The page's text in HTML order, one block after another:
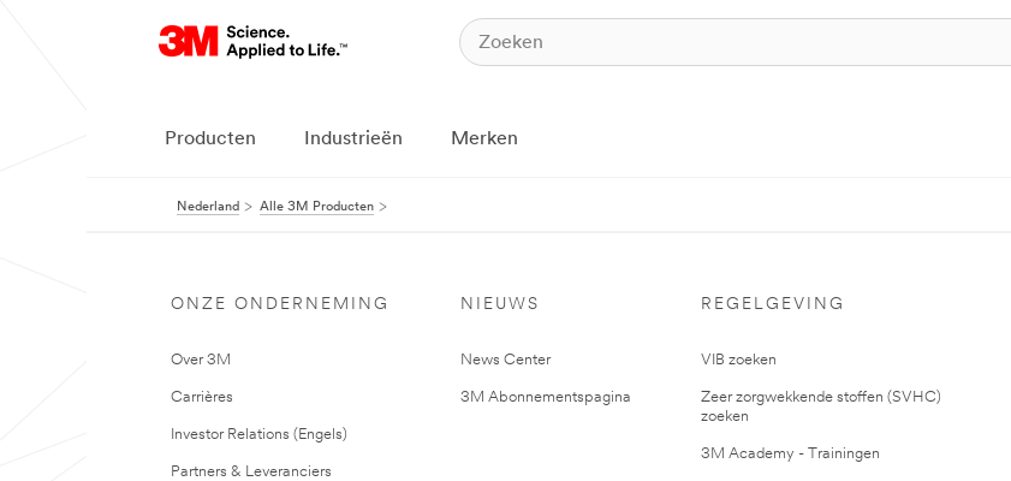
Producten Industrieën Merken
Nederland Alle 3M Producten
ONZE ONDERNEMING
Over 3M
Carrières
Investor Relations (Engels)
Partners & Leveranciers
NIEUWS
News Center
3M Abonnementspagina
REGELGEVING
VIB zoeken
Zeer zorgwekkende stoffen (SVHC)
zoeken
3M Academy - Trainingen